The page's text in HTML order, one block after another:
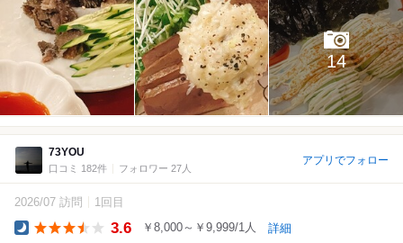
14
73YOU
口コミ 182件 フォロワー 27人
アプリでフォロー
2026/07 訪問 1回目
3.6 ￥8,000～￥9,999/1人 詳細